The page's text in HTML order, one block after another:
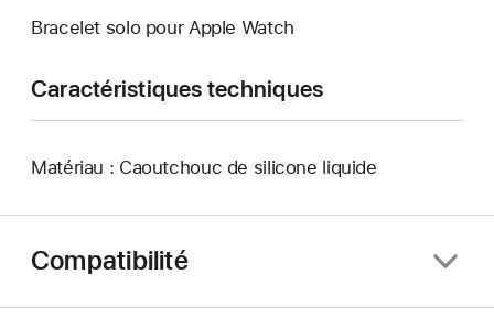
Bracelet solo pour Apple Watch
Caractéristiques techniques
Matériau : Caoutchouc de silicone liquide
Compatibilité